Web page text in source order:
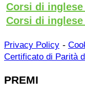
Corsi di
Corsi di inglese
Privacy Policy -
Certificato di Parità
PREMI